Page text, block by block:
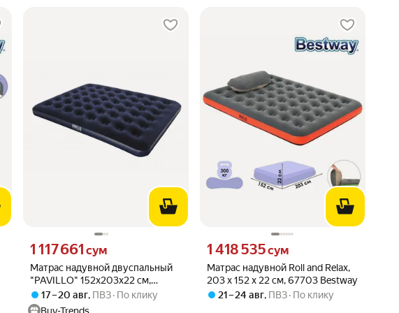
Матрас надувной двуспальный
"PAVILLO" 152х203х22 см,
флокированное покрытие, до
300 кг, тёмно-синий
Цена 1117661 сум вместо
1 117 661 сум
17 – 20 авг, ПВЗ По клику
Матрас надувной Roll and Relax,
203 x 152 x 22 см, 67703 Bestway
Цена 1418535 сум вместо
1 418 535сум
21 – 24 авг, ПВЗ По клику